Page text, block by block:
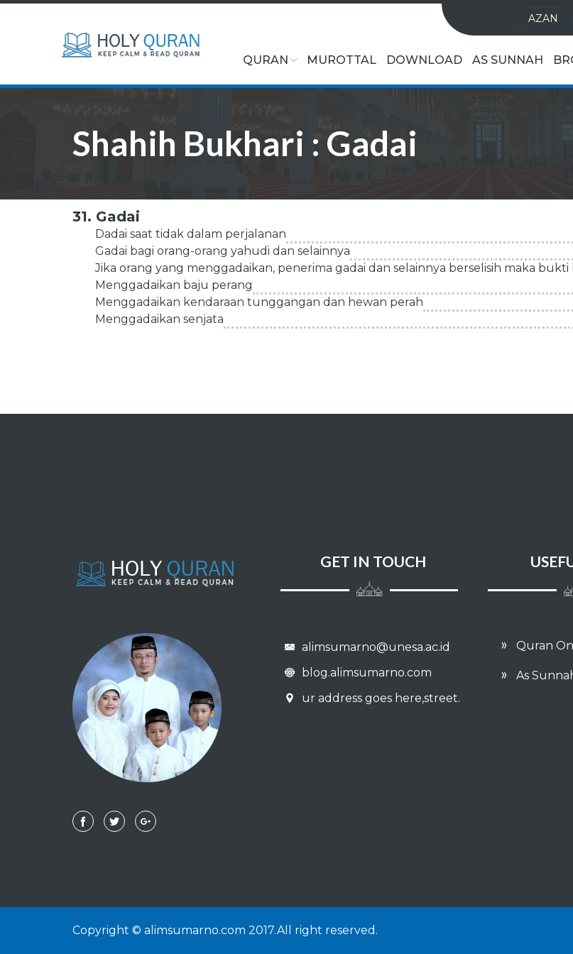
AZAN
QURAN MUROTTAL DOWNLOAD AS SUNNAH
Shahih Bukhari : Gadai
31. Gadai
Dadai saat tidak dalam perjalanan
Gadai bagi orang-orang yahudi dan selainnya
Jika orang yang menggadaikan, penerima gadai dan selainnya berselisih maka
Menggadaikan baju perang
Menggadaikan kendaraan tunggangan dan hewan perah
Menggadaikan senjata
GET IN TOUCH
alimsumarno@unesa.ac.id
blog.alimsumarno.com
ur address goes here,street.
Quran
As
Copyright © alimsumarno.com 2017.All right reserved.